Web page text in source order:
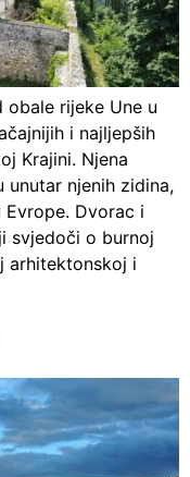
obale rijeke Une u
i najljepših
Krajini. Njena
njenih zidina,
Dvorac i
svjedoči o burnoj
arhitektonskoj i